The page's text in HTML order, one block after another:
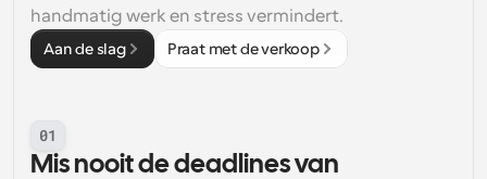
handmatig werk en stress vermindert.
Aan de slag Praat met de verkoop
01
Mis nooit de deadlines van